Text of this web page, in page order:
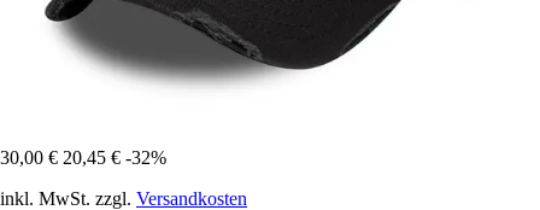
30,00 € 20,45 € -32%
inkl. MwSt. zzgl. Versandkosten